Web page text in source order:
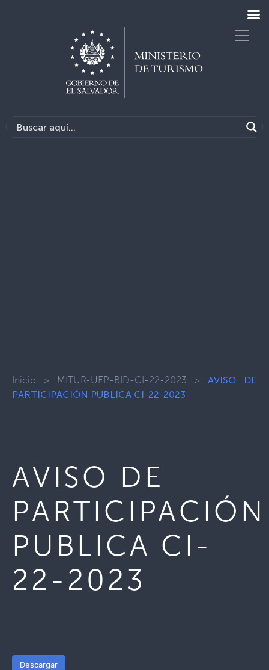
Inicio > MITUR-UEP-BID-CI-22-2023 > AVISO DE
PARTICIPACIÓN PUBLICA CI-22-2023
AVISO DE
PARTICIPACIÓN
PUBLICA CI-
22-2023
Descargar